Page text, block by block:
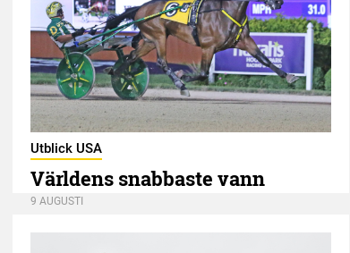
Utblick USA
Världens snabbaste vann
9 AUGUSTI